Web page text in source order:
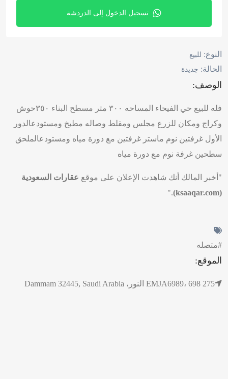
تسجيل الدخول إلى الدردشة
النوع: للبيع
الحالة: جديدة
الوصف:
فله للبيع حي الفيحاء المساحه ٣٠٠ متر مسطح البناء ٣٥٠حوش
وكراج ومكان للزرع مجلس ومقلط وصاله مطبخ ومستودعالدور
الأول غرفتين نوم ماستر غرفتين مع دورة مياه ومستودعالملحق
سطحين غرفة نوم مع دورة مياه
"أخبر المالك أنك شاهدت الإعلان على موقع عقارات السعودية
(ksaaqar.com)
."
#متصله
الموقع:
EMJA6989، 698 275 النور، Dammam 32445, Saudi Arabia